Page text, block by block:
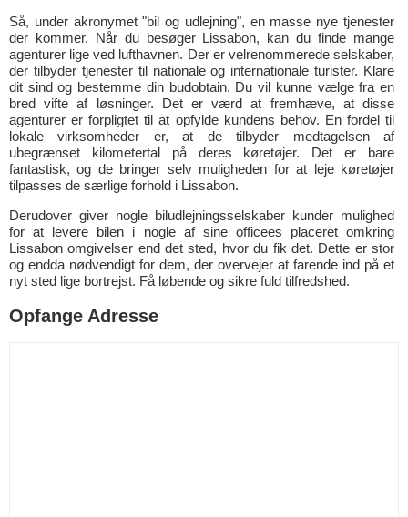
Så, under akronymet "bil og udlejning", en masse nye tjenester
der kommer. Når du besøger Lissabon, kan du finde mange
agenturer lige ved lufthavnen. Der er velrenommerede selskaber,
der tilbyder tjenester til nationale og internationale turister. Klare
dit sind og bestemme din budobtain. Du vil kunne vælge fra en
bred vifte af løsninger. Det er værd at fremhæve, at disse
agenturer er forpligtet til at opfylde kundens behov. En fordel til
lokale virksomheder er, at de tilbyder medtagelsen af
ubegrænset kilometertal på deres køretøjer. Det er bare
fantastisk, og de bringer selv muligheden for at leje køretøjer
tilpasses de særlige forhold i Lissabon.
Derudover giver nogle biludlejningsselskaber kunder mulighed
for at levere bilen i nogle af sine officees placeret omkring
Lissabon omgivelser end det sted, hvor du fik det. Dette er stor
og endda nødvendigt for dem, der overvejer at farende ind på et
nyt sted lige bortrejst. Få løbende og sikre fuld tilfredshed.
Opfange Adresse